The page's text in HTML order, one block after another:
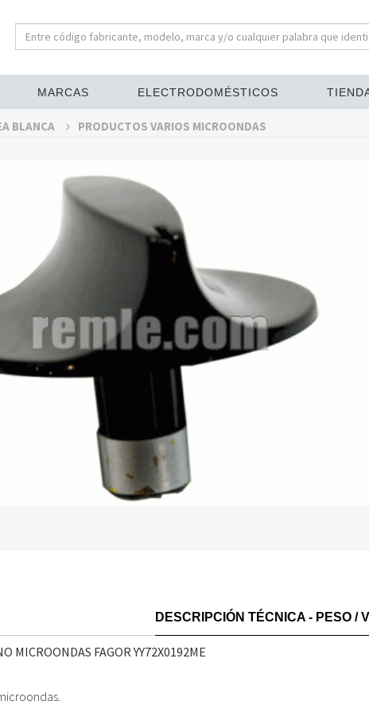
MARCAS ELECTRODOMÉSTICOS
BLANCA PRODUCTOS VARIOS MICROONDAS
DESCRIPCIÓN TÉCNICA - PESO /
MICROONDAS FAGOR YY72X0192ME